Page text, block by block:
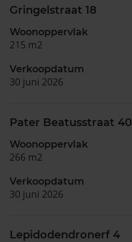
Gringelstraat 18
Woonoppervlak
215 m2
Verkoopdatum
30 juni 2026
Pater Beatusstraat 40
Woonoppervlak
266 m2
Verkoopdatum
30 juni 2026
Lepidodendronerf 4